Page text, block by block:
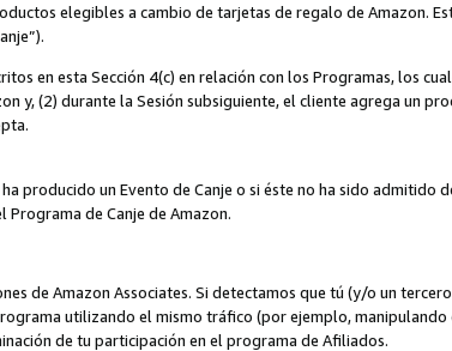
elegibles a cambio de tarjetas de regalo de Amazon.
en esta Sección 4(c) en relación con los Programas, los
y, (2) durante la Sesión subsiguiente, el cliente agrega un
producido un Evento de Canje o si éste no ha sido admitido
de Canje de Amazon.
de Amazon Associates. Si detectamos que tú (y/o un
utilizando el mismo tráfico (por ejemplo,
de tu participación en el programa de Afiliados.